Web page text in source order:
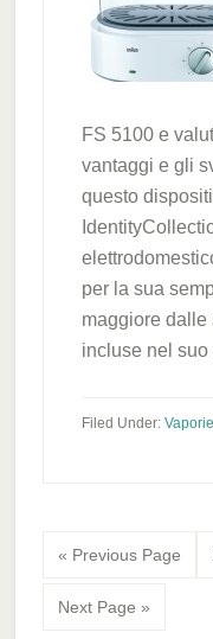
FS 5100 e
vantaggi e gli
questo
per la sua
maggiore
incluse nel
Filed Under:
« Go
Previous Page
Go
Next Page »